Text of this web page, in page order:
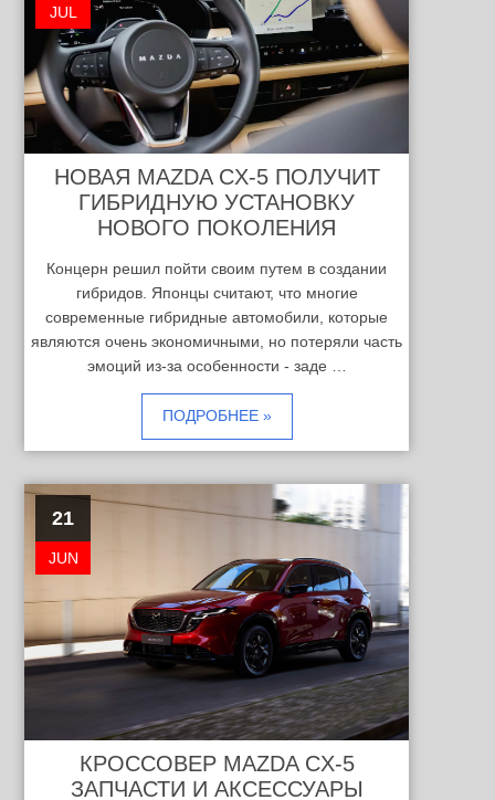
JUL
НОВАЯ MAZDA CX-5 ПОЛУЧИТ
ГИБРИДНУЮ УСТАНОВКУ
НОВОГО ПОКОЛЕНИЯ
Концерн решил пойти своим путем в создании
гибридов. Японцы считают, что многие
современные гибридные автомобили, которые
являются очень экономичными, но потеряли часть
эмоций из-за особенности - заде …
ПОДРОБНЕЕ »
21
JUN
КРОССОВЕР MAZDA CX-5
ЗАПЧАСТИ И АКСЕССУАРЫ